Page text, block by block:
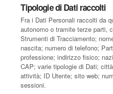
Tipologie di Dati raccolti
Fra i Dati Personali raccolti da
autonomo o tramite terze parti,
Strumenti di Tracciamento;
nascita; numero di telefono;
professione; indirizzo fisico;
CAP; varie tipologie di Dati;
attività; ID Utente; sito web;
sessioni.